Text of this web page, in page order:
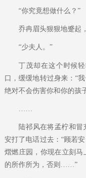
“你究竟想做什么？”
乔冉眉头狠狠地蹙起
“少夫人。”
丁茂却在这个时候
口，缓缓地转过身来：“
绝对不会伤害你和你的孩
陆祁风在将孟柠和
安打了电话过去：“顾若
熠燃庄园，你现在立刻
的所作所为，否则……”